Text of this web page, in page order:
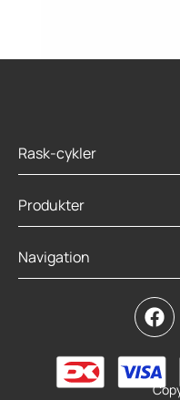
Speedplay
Rask-cykler
Produkter
Navigation